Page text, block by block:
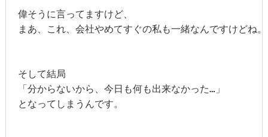
偉そうに言ってますけど、
まあ、これ、会社やめてすぐの私も一緒なんですけどね。
そして結局
「分からないから、今日も何も出来なかった…」
となってしまうんです。